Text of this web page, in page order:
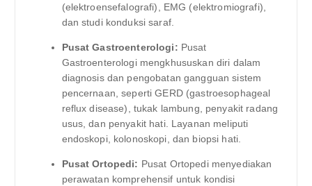
(elektroensefalografi), EMG (elektromiografi),
dan studi konduksi saraf.
Pusat Gastroenterologi: Pusat
Gastroenterologi mengkhususkan diri dalam
diagnosis dan pengobatan gangguan sistem
pencernaan, seperti GERD (gastroesophageal
reflux disease), tukak lambung, penyakit radang
usus, dan penyakit hati. Layanan meliputi
endoskopi, kolonoskopi, dan biopsi hati.
Pusat Ortopedi: Pusat Ortopedi menyediakan
perawatan komprehensif untuk kondisi